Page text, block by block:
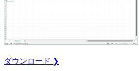
ダウンロード ❯